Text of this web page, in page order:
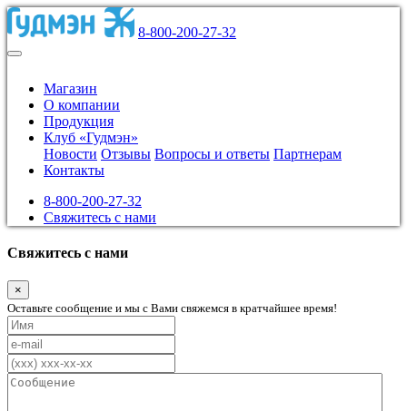
8-800-200-27-32
Магазин
О компании
Продукция
Клуб «Гудмэн»
Новости Отзывы Вопросы и ответы Партнерам
Контакты
8-800-200-27-32
Свяжитесь с нами
Свяжитесь с нами
×
Оставьте сообщение и мы с Вами свяжемся в кратчайшее время!